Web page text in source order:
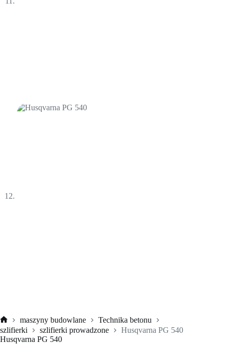
Strona
główna
maszyny budowlane
Technika betonu
szlifierki
szlifierki prowadzone
Husqvarna PG 540
Husqvarna PG 540